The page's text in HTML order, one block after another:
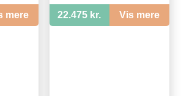
mere 22.475 kr. Vis mere